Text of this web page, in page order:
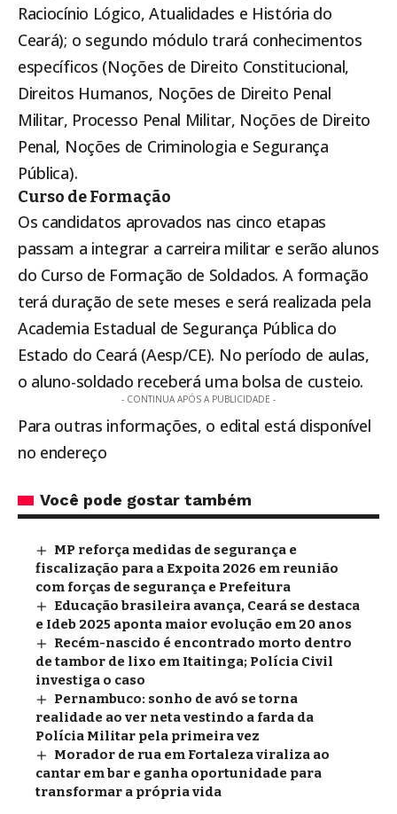
Raciocínio Lógico, Atualidades e História do
Ceará); o segundo módulo trará conhecimentos
específicos (Noções de Direito Constitucional,
Direitos Humanos, Noções de Direito Penal
Militar, Processo Penal Militar, Noções de Direito
Penal, Noções de Criminologia e Segurança
Pública).
Curso de Formação
Os candidatos aprovados nas cinco etapas
passam a integrar a carreira militar e serão alunos
do Curso de Formação de Soldados. A formação
terá duração de sete meses e será realizada pela
Academia Estadual de Segurança Pública do
Estado do Ceará (Aesp/CE). No período de aulas,
o aluno-soldado receberá uma bolsa de custeio.
- CONTINUA APÓS A PUBLICIDADE -
Para outras informações, o edital está disponível
no endereço
Você pode gostar também
MP reforça medidas de segurança e
fiscalização para a Expoita 2026 em reunião
com forças de segurança e Prefeitura
Educação brasileira avança, Ceará se destaca
e Ideb 2025 aponta maior evolução em 20 anos
Recém-nascido é encontrado morto dentro
de tambor de lixo em Itaitinga; Polícia Civil
investiga o caso
Pernambuco: sonho de avó se torna
realidade ao ver neta vestindo a farda da
Polícia Militar pela primeira vez
Morador de rua em Fortaleza viraliza ao
cantar em bar e ganha oportunidade para
transformar a própria vida